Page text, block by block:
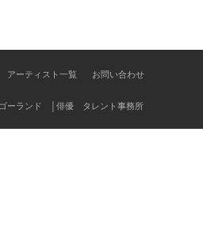
アーティスト一覧 お問い合わせ
ーランド │俳優 タレント事務所